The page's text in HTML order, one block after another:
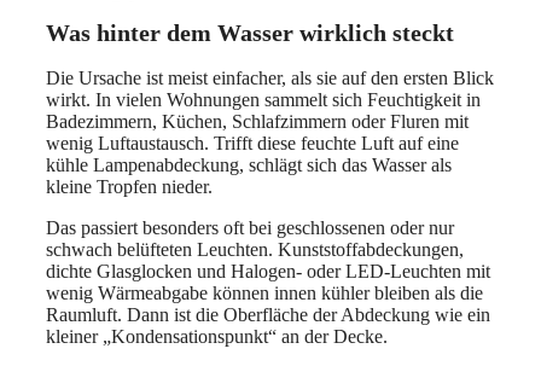
Was hinter dem Wasser wirklich steckt
Die Ursache ist meist einfacher, als sie auf den ersten Blick
wirkt. In vielen Wohnungen sammelt sich Feuchtigkeit in
Badezimmern, Küchen, Schlafzimmern oder Fluren mit
wenig Luftaustausch. Trifft diese feuchte Luft auf eine
kühle Lampenabdeckung, schlägt sich das Wasser als
kleine Tropfen nieder.
Das passiert besonders oft bei geschlossenen oder nur
schwach belüfteten Leuchten. Kunststoffabdeckungen,
dichte Glasglocken und Halogen- oder LED-Leuchten mit
wenig Wärmeabgabe können innen kühler bleiben als die
Raumluft. Dann ist die Oberfläche der Abdeckung wie ein
kleiner „Kondensationspunkt“ an der Decke.